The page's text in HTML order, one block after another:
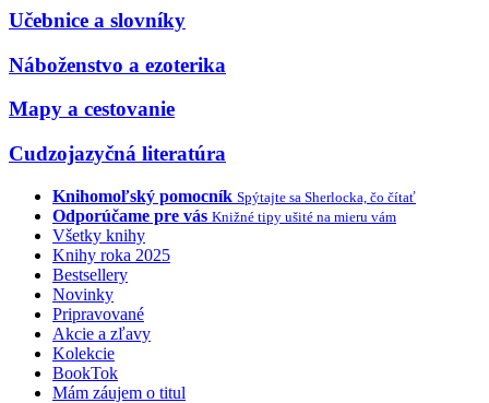
Učebnice a slovníky
Náboženstvo a ezoterika
Mapy a cestovanie
Cudzojazyčná literatúra
Knihomoľský pomocník Spýtajte sa Sherlocka, čo čítať
Odporúčame pre vás Knižné tipy ušité na mieru vám
Všetky knihy
Knihy roka 2025
Bestsellery
Novinky
Pripravované
Akcie a zľavy
Kolekcie
BookTok
Mám záujem o titul